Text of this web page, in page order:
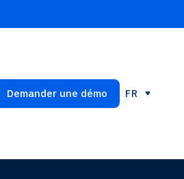
Demander une démo FR